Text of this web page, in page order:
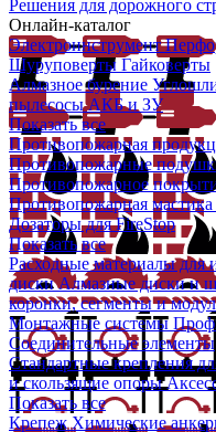
Решения для дорожного
Онлайн-каталог
Электроинструмент
Шуруповерты Гайковерты
Алмазное бурение
пылесосыАКБ и ЗУ
Показать все
Противопожарная
Противопожарные
Противопожарное
Противопожарная мастика
Дозаторы для FireStop
Показать все
Расходные материалы для
дискиАлмазные диски и
коронки, сегменты и
Монтажные системы
Соединительные элементы
Стандартные крепления
и скользящие опоры
Показать все
КрепежХимические